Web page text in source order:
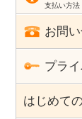
支払い方
お問
プラ
はじめて